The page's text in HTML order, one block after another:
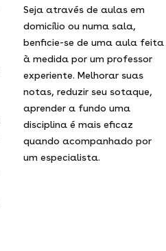
Seja através de aulas em
domicílio ou numa sala,
benficie-se de uma aula feita
à medida por um professor
experiente. Melhorar suas
notas, reduzir seu sotaque,
aprender a fundo uma
disciplina é mais eficaz
quando acompanhado por
um especialista.